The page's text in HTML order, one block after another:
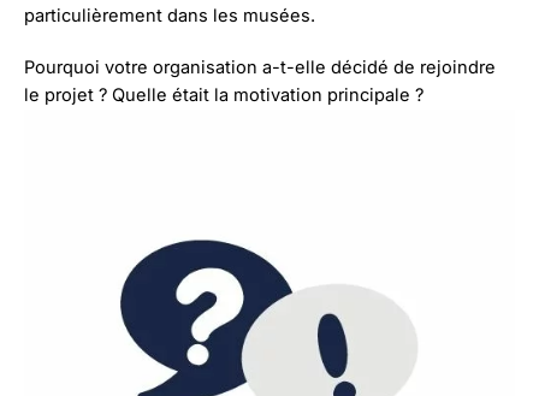
particulièrement dans les musées.
Pourquoi votre organisation a-t-elle décidé de rejoindre
le projet ? Quelle était la motivation principale ?